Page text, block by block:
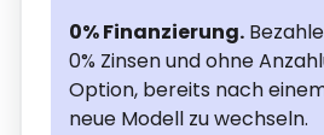
0% Finanzierung.
0% Zinsen und ohne
Option, bereits nach
neue Modell zu wechseln.